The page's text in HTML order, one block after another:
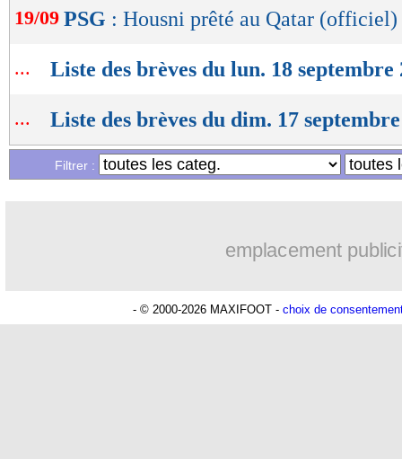
19/09 PSG : Housni prêté au Qatar (officiel)
... Liste des brèves du lun. 18 septembre
... Liste des brèves du dim. 17
Filtrer :
emplacement
- © 2000-2026 MAXIFOOT - choix de